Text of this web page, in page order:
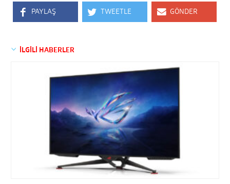
PAYLAŞ TWEETLE GÖNDER
İLGİLİ HABERLER